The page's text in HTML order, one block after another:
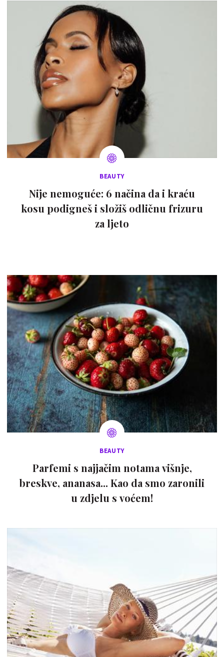
BEAUTY
Nije nemoguće: 6 načina da i kraću
kosu podigneš i složiš odličnu frizuru
za ljeto
BEAUTY
Parfemi s najjačim notama višnje,
breskve, ananasa... Kao da smo zaronili
u zdjelu s voćem!